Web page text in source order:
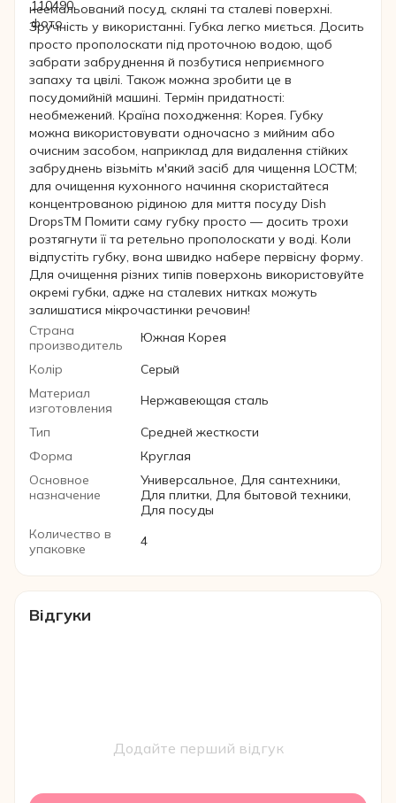
неемальований посуд, скляні та сталеві поверхні.
Зручність у використанні. Губка легко миється. Досить
просто прополоскати під проточною водою, щоб
забрати забруднення й позбутися неприємного
запаху та цвілі. Також можна зробити це в
посудомийній машині. Термін придатності:
необмежений. Країна походження: Корея. Губку
можна використовувати одночасно з мийним або
очисним засобом, наприклад для видалення стійких
забруднень візьміть м'який засіб для чищення LOCTM;
для очищення кухонного начиння скористайтеся
концентрованою рідиною для миття посуду Dish
DropsTM Помити саму губку просто — досить трохи
розтягнути її та ретельно прополоскати у воді. Коли
відпустіть губку, вона швидко набере первісну форму.
Для очищення різних типів поверхонь використовуйте
окремі губки, адже на сталевих нитках можуть
залишатися мікрочастинки речовин!
Страна
производитель
Южная Корея
Колір
Серый
Материал
изготовления
Нержавеющая сталь
Тип
Средней жесткости
Форма
Круглая
Основное
назначение
Универсальное, Для сантехники,
Для плитки, Для бытовой техники,
Для посуды
Количество в
упаковке
4
Відгуки
Додайте перший відгук